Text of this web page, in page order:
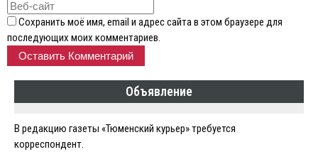
Сохранить моё имя, email и адрес сайта в этом браузере для
последующих моих комментариев.
Объявление
В редакцию газеты «Тюменский курьер» требуется
корреспондент.